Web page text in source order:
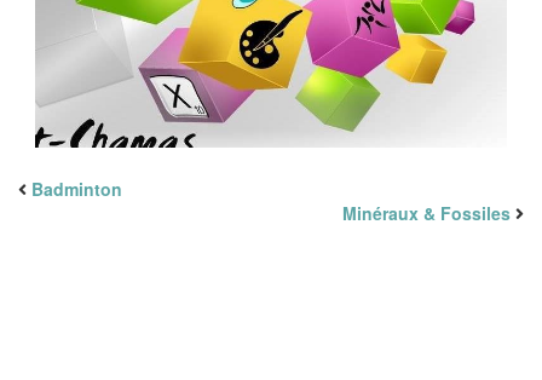
Badminton
Minéraux & Fossiles